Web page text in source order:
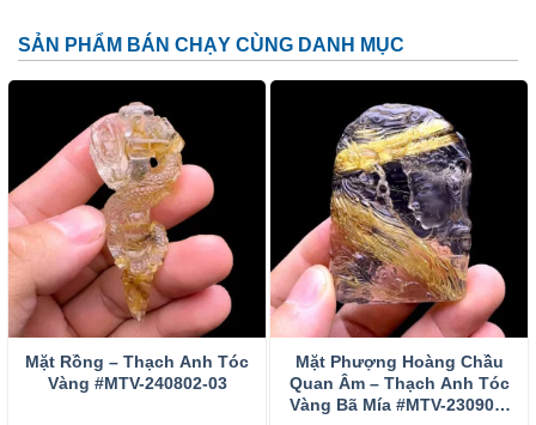
Thạch Anh Tóc Vànglà một dòng đá cao cấp
yêu thích bởi màu vàng kèm theo hiệu ứng quang
học tượng trưng cho hào quang ánh mặt trời mang
nguồn năng lượng tích cực được ứng dụng nhiều
trong chữa bệnh và phong thủy. Với ý nghĩa của tóc
vàng là biểu tượng của sự phát triển, sinh sản, sự
thịnh vượng, thăng tiến, giúp chủ nhân thăng hoa
trong đường tình duyên, hạnh phúc lứa đôi được
yên ấm, bền vững. Bạn hãy cùng chúng tôi tìm về 3
sự thật đằng sau ý nghĩa của thạch anh tóc vàng!
cũng cách chọn vòng tay thạch anh tóc vàng chất
lượng chuẩn 100% tự nhiên.
SẢN PHẨM BÁN CHẠY CÙNG DANH MỤC
Mặt Rồng – Thạch Anh Tóc
Vàng #MTV-240802-03
Mặt Phượng Hoàng Chầu
Quan Âm – Thạch Anh Tóc
Vàng Bã Mía #MTV-230902-